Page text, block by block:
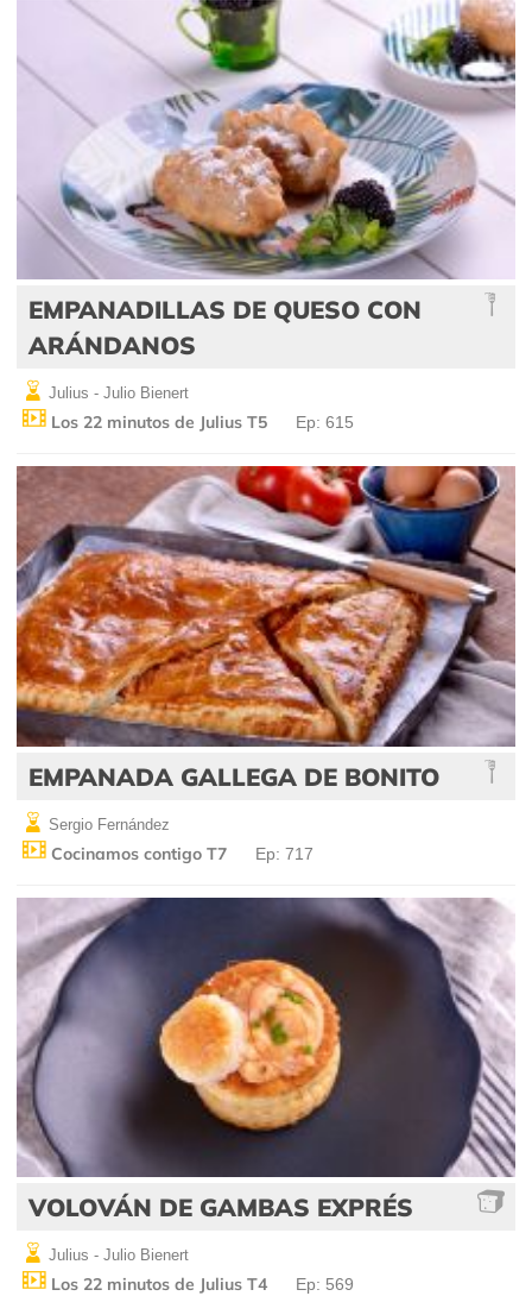
EMPANADILLAS DE QUESO CON
ARÁNDANOS
Julius - Julio Bienert
Los 22 minutos de Julius T5 Ep: 615
EMPANADA GALLEGA DE BONITO
Sergio Fernández
Cocinamos contigo T7 Ep: 717
VOLOVÁN DE GAMBAS EXPRÉS
Julius - Julio Bienert
Los 22 minutos de Julius T4 Ep: 569